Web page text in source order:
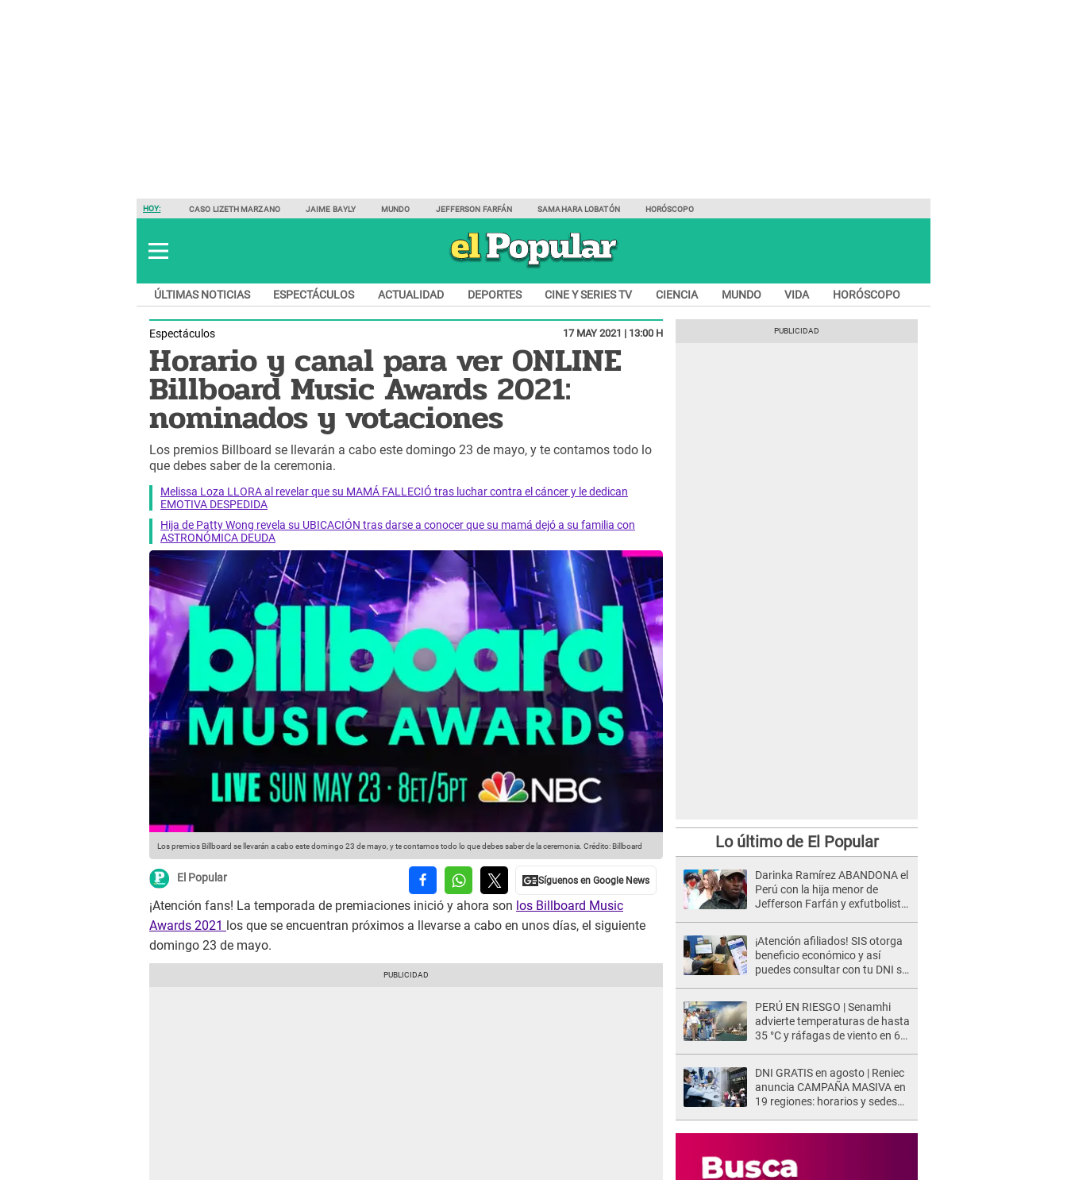
HOY: CASO LIZETH MARZANO JAIME BAYLY MUNDO JEFFERSON FARFÁN SAMAHARA LOBATÓN HORÓSCOPO
ÚLTIMAS NOTICIAS ESPECTÁCULOS ACTUALIDAD DEPORTES CINE Y SERIES TV CIENCIA MUNDO VIDA HORÓSCOPO
Espectáculos 17 MAY 2021 | 13:00 H
Horario y canal para ver ONLINE
Billboard Music Awards 2021:
nominados y votaciones
Los premios Billboard se llevarán a cabo este domingo 23 de mayo, y te contamos todo lo
que debes saber de la ceremonia.
Melissa Loza LLORA al revelar que su MAMÁ FALLECIÓ tras luchar contra el cáncer y le dedican
EMOTIVA DESPEDIDA
Hija de Patty Wong revela su UBICACIÓN tras darse a conocer que su mamá dejó a su familia con
ASTRONÓMICA DEUDA
Los premios Billboard se llevarán a cabo este domingo 23 de mayo, y te contamos todo lo que debes saber de la ceremonia. Crédito: Billboard
El Popular
¡Atención fans! La temporada de premiaciones inició y ahora son los Billboard Music
Awards 2021
los que se encuentran próximos a llevarse a cabo en unos días, el siguiente
domingo 23 de mayo.
Lo último de El Popular
Darinka Ramírez ABANDONA el
Perú con la hija menor de
Jefferson Farfán y exfutbolista
¡Atención afiliados! SIS otorga
beneficio económico y así
puedes consultar con tu DNI si
PERÚ EN RIESGO | Senamhi
advierte temperaturas de hasta
35 °C y ráfagas de viento en 6
DNI GRATIS en agosto | Reniec
anuncia CAMPAÑA MASIVA en
19 regiones: horarios y sedes